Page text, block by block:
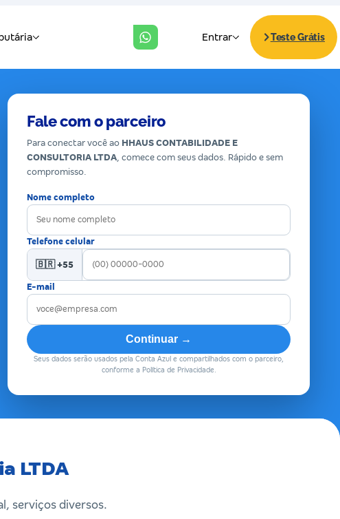
Fale com o parceiro
Para conectar você ao HHAUS CONTABILIDADE E
CONSULTORIA LTDA, comece com seus dados. Rápido e sem
compromisso.
Nome completo
Telefone celular
🇧🇷 +55
E-mail
Continuar →
Seus dados serão usados pela Conta Azul e compartilhados com o parceiro,
conforme a Política de Privacidade.
LTDA
serviços diversos.